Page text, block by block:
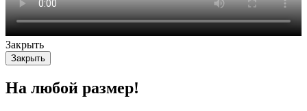
Закрыть
Закрыть
На любой размер!